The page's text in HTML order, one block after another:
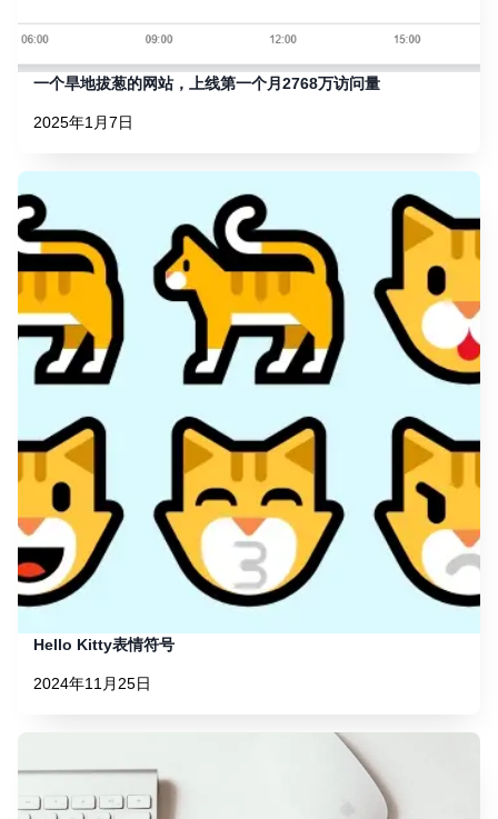
一个旱地拔葱的网站，上线第一个月2768万访问量
2025年1月7日
Hello Kitty表情符号
2024年11月25日